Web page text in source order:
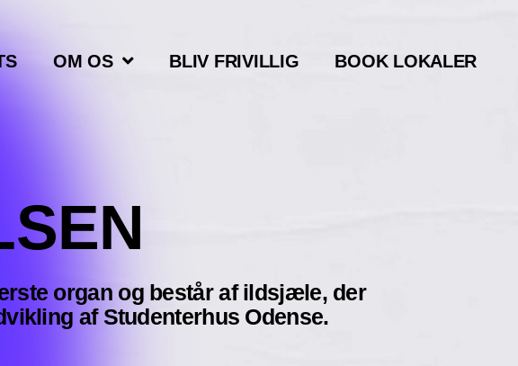
OM OS BLIV FRIVILLIG BOOK LOKALER
organ og består af ildsjæle, der
af Studenterhus Odense.